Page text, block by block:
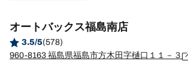
オートバックス福島南店
3.5/5(578)
960-8163 福島県福島市方木田字樋口１１－３